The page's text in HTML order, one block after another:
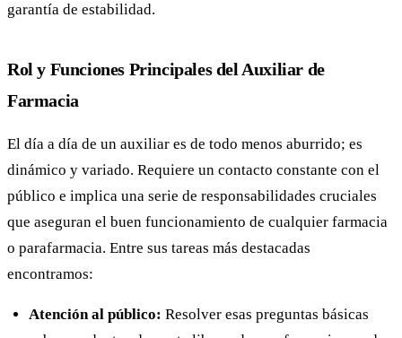
garantía de estabilidad.
Rol y Funciones Principales del Auxiliar de
Farmacia
El día a día de un auxiliar es de todo menos aburrido; es
dinámico y variado. Requiere un contacto constante con el
público e implica una serie de responsabilidades cruciales
que aseguran el buen funcionamiento de cualquier farmacia
o parafarmacia. Entre sus tareas más destacadas
encontramos:
Atención al público: Resolver esas preguntas básicas